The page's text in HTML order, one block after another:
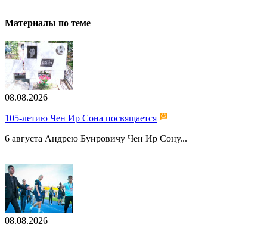
Материалы по теме
08.08.2026
105-летию Чен Ир Сона посвящается
6 августа Андрею Буировичу Чен Ир Сону...
08.08.2026